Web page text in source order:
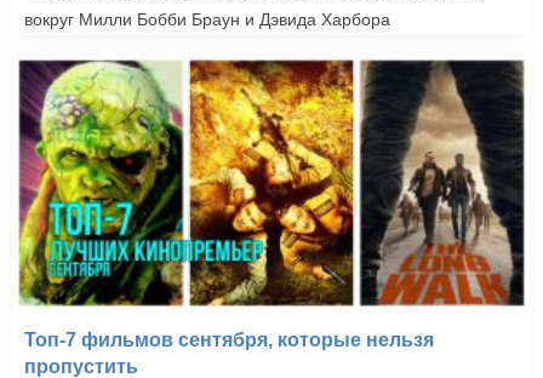
вокруг Милли Бобби Браун и Дэвида Харбора
Топ-7 фильмов сентября, которые нельзя
пропустить